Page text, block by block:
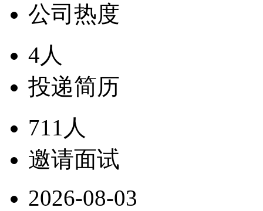
公司热度
4人
投递简历
711人
邀请面试
2026-08-03